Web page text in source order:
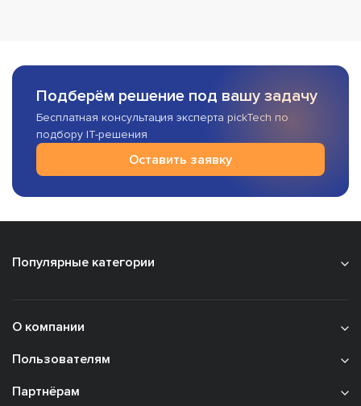
Подберём решение под вашу задачу
Бесплатная консультация эксперта pickTech по
подбору IT-решения
Оставить заявку
Популярные категории
О компании
Пользователям
Партнёрам